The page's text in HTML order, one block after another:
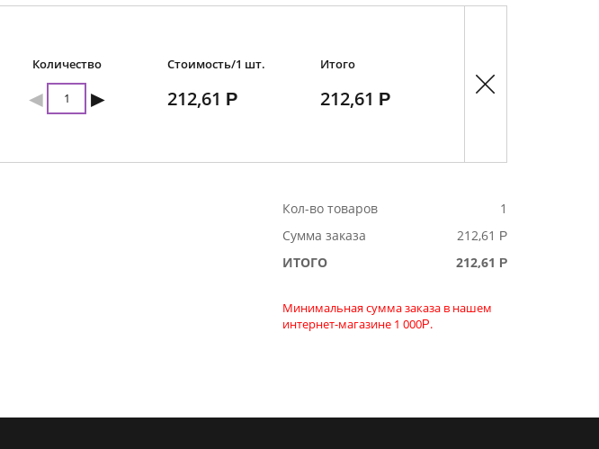
Количество
◄ ►
Стоимость/1 шт.
212,61
Итого
212,61
Кол-во товаров
1
Сумма заказа
212,61
ИТОГО
212,61
Минимальная сумма заказа в нашем
интернет-магазине 1 000 .